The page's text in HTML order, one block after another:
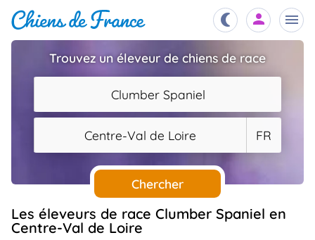
Chiots
Éleveurs
Étalons
Chiens
Trouvez un éleveur de chiens de race
Clumber Spaniel
Centre-Val de Loire FR
Chercher
Les éleveurs de race Clumber Spaniel en
Centre-Val de Loire